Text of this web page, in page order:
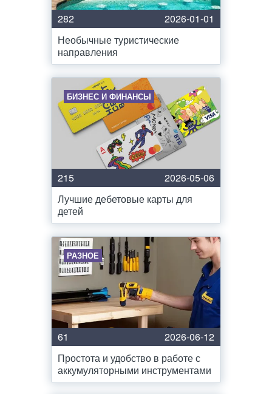
282
2026-01-01
Необычные туристические
направления
БИЗНЕС И ФИНАНСЫ
215
2026-05-06
Лучшие дебетовые карты для
детей
РАЗНОЕ
61
2026-06-12
Простота и удобство в работе с
аккумуляторными инструментами